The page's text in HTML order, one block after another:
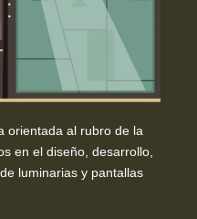
orientada al rubro de la
en el diseño, desarrollo,
luminarias y pantallas